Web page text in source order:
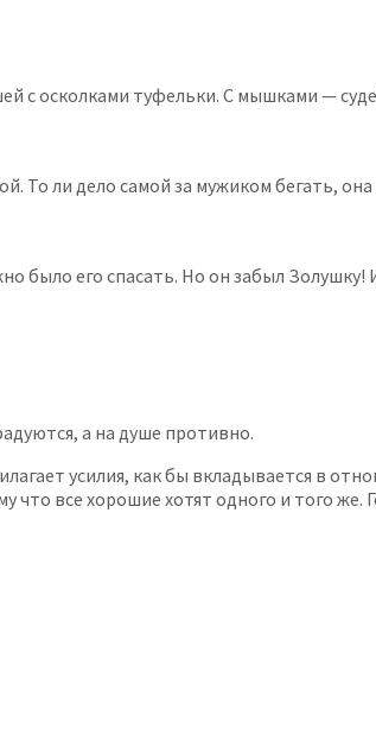
с осколками туфельки. С мышками —
То ли дело самой за мужиком бегать,
было его спасать. Но он забыл Золушку!
а на душе противно.
усилия, как бы вкладывается в
все хорошие хотят одного и того же.